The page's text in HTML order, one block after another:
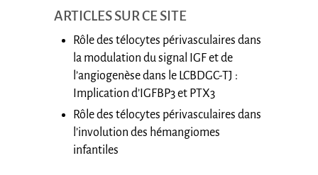
ARTICLES SUR CE SITE
Rôle des télocytes périvasculaires dans
la modulation du signal IGF et de
l’angiogenèse dans le LCBDGC-TJ :
Implication d’IGFBP3 et PTX3
Rôle des télocytes périvasculaires dans
l’involution des hémangiomes
infantiles